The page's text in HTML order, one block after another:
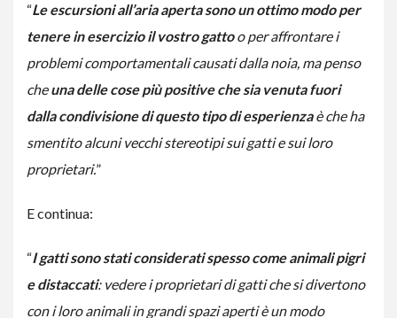
“Le escursioni all’aria aperta sono un ottimo modo per
tenere in esercizio il vostro gattoo per affrontare i
problemi comportamentali causati dalla noia, ma penso
cheuna delle cose più positive che sia venuta fuori
dalla condivisione di questo tipo di esperienzaè che ha
smentito alcuni vecchi stereotipi sui gatti e sui loro
proprietari.”
E continua:
“I gatti sono stati considerati spesso come animali pigri
e distaccati: vedere i proprietari di gatti che si divertono
con i loro animali in grandi spazi aperti è un modo